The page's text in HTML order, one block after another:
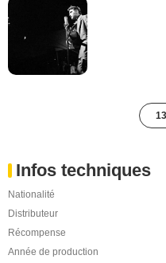
Infos techniques
Nationalité
Distributeur
Récompense
Année de production